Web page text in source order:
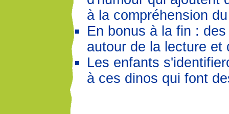
à la compréhension
En bonus à la fin :
autour de la lecture et
Les enfants
à ces dinos qui font